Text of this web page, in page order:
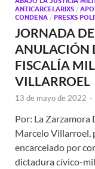
ANTICARCELARIXS /
CONDENA / PRESXS
JORNADA
ANULACIÓN
FISCALÍA
VILLARROEL
13 de mayo de 2022 -
Por: La Zarzamora
Marcelo Villarroel,
encarcelado por
dictadura cívico-